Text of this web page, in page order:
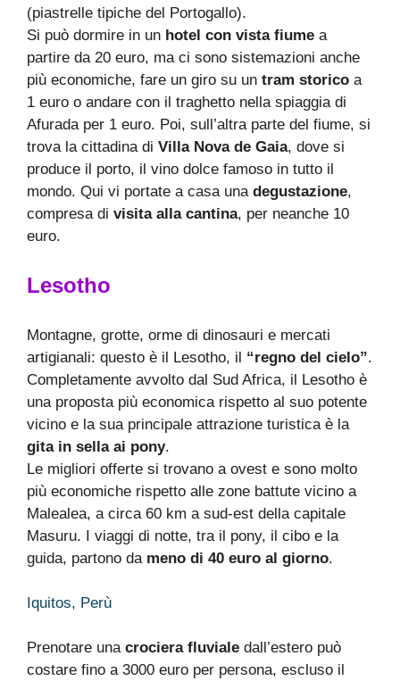
(piastrelle tipiche del Portogallo).
Si può dormire in un hotel con vista fiume a
partire da 20 euro, ma ci sono sistemazioni anche
più economiche, fare un giro su un tram storico a
1 euro o andare con il traghetto nella spiaggia di
Afurada per 1 euro. Poi, sull’altra parte del fiume, si
trova la cittadina di Villa Nova de Gaia, dove si
produce il porto, il vino dolce famoso in tutto il
mondo. Qui vi portate a casa una degustazione,
compresa di visita alla cantina, per neanche 10
euro.
Lesotho
Montagne, grotte, orme di dinosauri e mercati
artigianali: questo è il Lesotho, il “regno del cielo”.
Completamente avvolto dal Sud Africa, il Lesotho è
una proposta più economica rispetto al suo potente
vicino e la sua principale attrazione turistica è la
gita in sella ai pony.
Le migliori offerte si trovano a ovest e sono molto
più economiche rispetto alle zone battute vicino a
Malealea, a circa 60 km a sud-est della capitale
Masuru. I viaggi di notte, tra il pony, il cibo e la
guida, partono da meno di 40 euro al giorno.
Iquitos, Perù
Prenotare una crociera fluviale dall’estero può
costare fino a 3000 euro per persona, escluso il